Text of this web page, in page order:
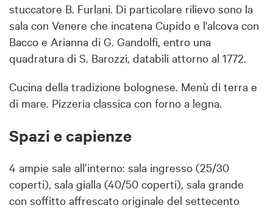
stuccatore B. Furlani. Di particolare rilievo sono la
sala con Venere che incatena Cupido e l'alcova con
Bacco e Arianna di G. Gandolfi, entro una
quadratura di S. Barozzi, databili attorno al 1772.
Cucina della tradizione bolognese. Menù di terra e
di mare. Pizzeria classica con forno a legna.
Spazi e capienze
4 ampie sale all’interno: sala ingresso (25/30
coperti), sala gialla (40/50 coperti), sala grande
con soffitto affrescato originale del settecento